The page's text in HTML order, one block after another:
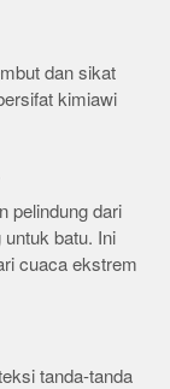
dan sikat
kimiawi
pelindung dari
batu. Ini
cuaca ekstrem
tanda-tanda